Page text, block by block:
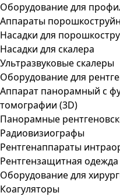
Оборудование для
Аппараты
Насадки для
Насадки для скалера
Ультразвуковые скалеры
Оборудование для
Аппарат панорамный с
томографии (3D)
Панорамные
Радиовизиографы
Рентгенаппараты
Рентгензащитная одежда
Оборудование для
Коагуляторы